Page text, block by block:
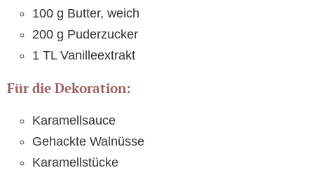
100 g Butter, weich
200 g Puderzucker
1 TL Vanilleextrakt
Für die Dekoration:
Karamellsauce
Gehackte Walnüsse
Karamellstücke